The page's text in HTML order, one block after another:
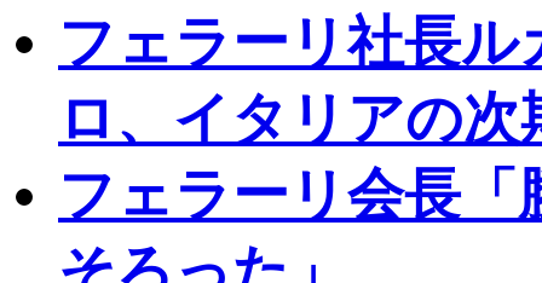
フェラーリ社長
ロ、イタリアの
フェラーリ会長